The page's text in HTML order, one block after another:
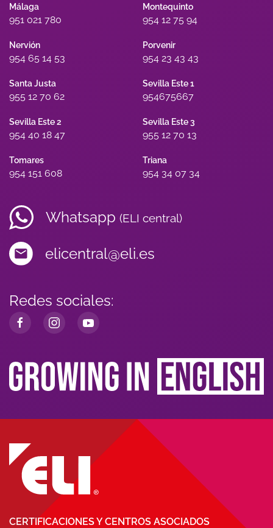
Málaga
951 021 780
Montequinto
954 12 75 94
Nervión
954 65 14 53
Porvenir
954 23 43 43
Santa Justa
955 12 70 62
Sevilla Este 1
954675667
Sevilla Este 2
954 40 18 47
Sevilla Este 3
955 12 70 13
Tomares
954 151 608
Triana
954 34 07 34
Whatsapp (ELI central)
elicentral@eli.es
Redes sociales:
CERTIFICACIONES Y CENTROS ASOCIADOS